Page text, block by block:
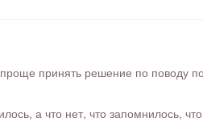
принять решение по поводу
а что нет, что запомнилось,